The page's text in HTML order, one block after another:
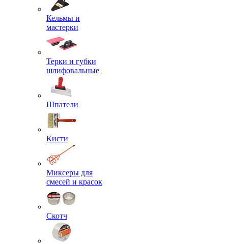
Кельмы и
мастерки
Терки и губки
шлифовальные
Шпатели
Кисти
Миксеры для
смесей и красок
Скотч